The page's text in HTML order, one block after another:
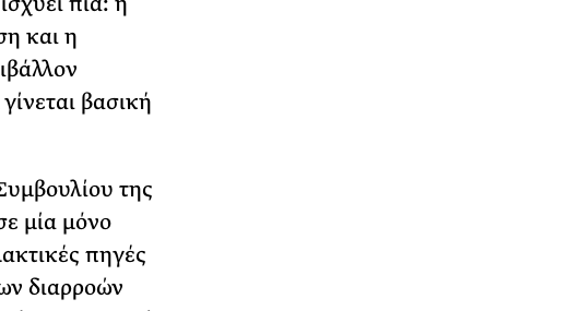
και η
βασική
της
μία μόνο
πηγές
διαρροών